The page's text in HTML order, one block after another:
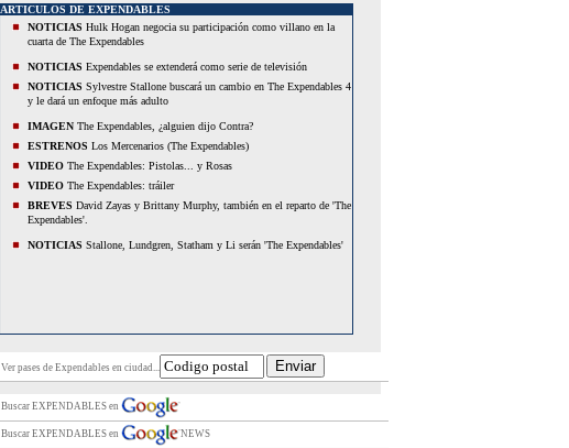
ARTICULOS DE EXPENDABLES
NOTICIAS Hulk Hogan negocia su participación como villano en la
cuarta de The Expendables
NOTICIAS Expendables se extenderá como serie de televisión
NOTICIAS Sylvestre Stallone buscará un cambio en The Expendables 4
y le dará un enfoque más adulto
IMAGENThe Expendables, ¿alguien dijo Contra?
ESTRENOS Los Mercenarios (The Expendables)
VIDEOThe Expendables: Pistolas... y Rosas
VIDEOThe Expendables: tráiler
BREVES David Zayas y Brittany Murphy, también en el reparto de 'The
Expendables'.
NOTICIAS Stallone, Lundgren, Statham y Li serán 'The Expendables'
Ver pases de Expendables en ciudad...
Buscar EXPENDABLES en
Buscar EXPENDABLES en NEWS